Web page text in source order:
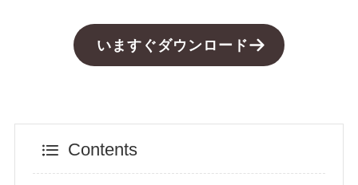
いますぐダウンロード
Contents